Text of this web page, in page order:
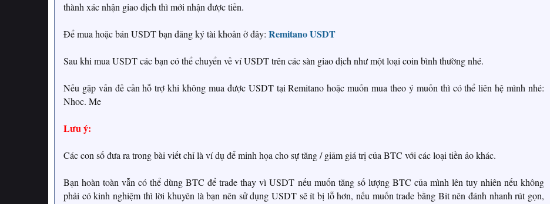
thành xác nhận giao dịch thì mới nhận được tiền.
Để mua hoặc bán USDT bạn đăng ký tài khoản ở đây: Remitano USDT
Sau khi mua USDT các bạn có thể chuyển về ví USDT trên các sàn giao dịch như một loại coin bình thường nhé.
Nếu gặp vấn đề cần hỗ trợ khi không mua được USDT tại Remitano hoặc muốn mua theo ý muốn thì có thể liên hệ mình nhé:
Nhoc. Me
Lưu ý:
Các con số đưa ra trong bài viết chỉ là ví dụ để minh họa cho sự tăng / giảm giá trị của BTC với các loại tiền ảo khác.
Bạn hoàn toàn vẫn có thể dùng BTC để trade thay vì USDT nếu muốn tăng số lượng BTC của mình lên tuy nhiên nếu không
phải có kinh nghiệm thì lời khuyên là bạn nên sử dụng USDT sẽ ít bị lỗ hơn, nếu muốn trade bằng Bit nên đánh nhanh rút gọn,